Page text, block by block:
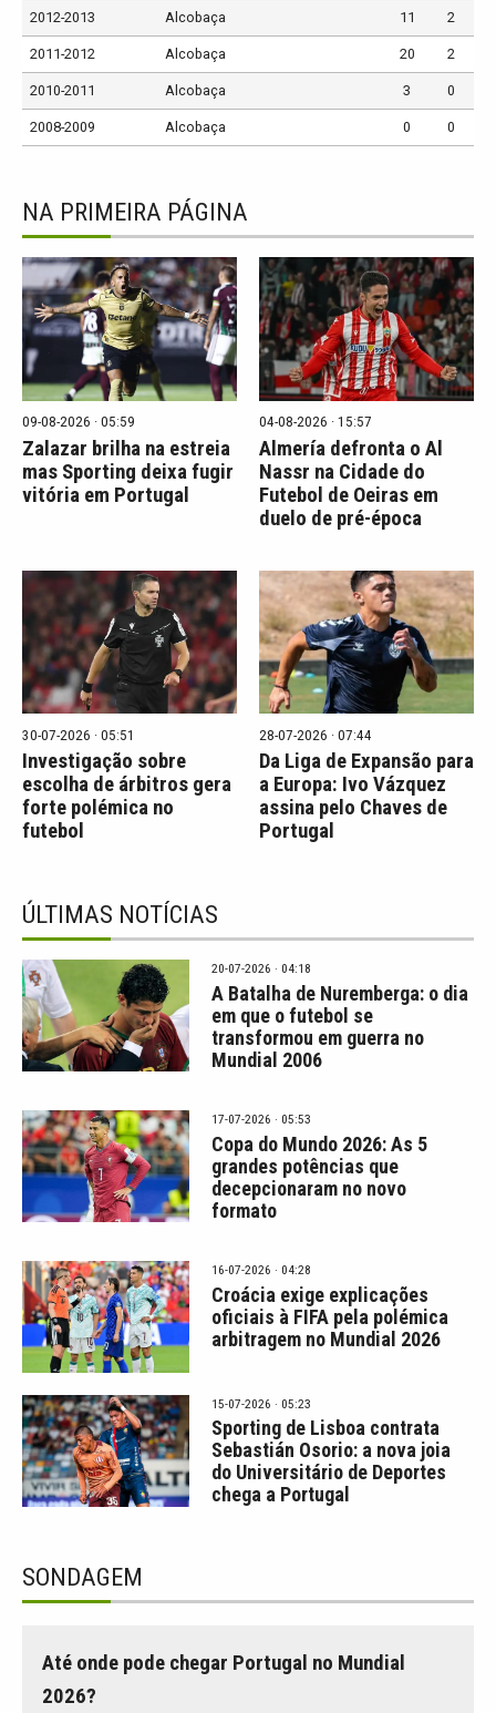
2012-2013 Alcobaça 11 2
2011-2012 Alcobaça 20 2
2010-2011 Alcobaça 3 0
2008-2009 Alcobaça 0 0
NA PRIMEIRA PÁGINA
09-08-2026 · 05:59
Zalazar brilha na estreia
mas Sporting deixa fugir
vitória em Portugal
04-08-2026 · 15:57
Almería defronta o Al
Nassr na Cidade do
Futebol de Oeiras em
duelo de pré-época
30-07-2026 · 05:51
Investigação sobre
escolha de árbitros gera
forte polémica no
futebol
28-07-2026 · 07:44
Da Liga de Expansão para
a Europa: Ivo Vázquez
assina pelo Chaves de
Portugal
ÚLTIMAS NOTÍCIAS
20-07-2026 · 04:18
A Batalha de Nuremberga: o dia
em que o futebol se
transformou em guerra no
Mundial 2006
17-07-2026 · 05:53
Copa do Mundo 2026: As 5
grandes potências que
decepcionaram no novo
formato
16-07-2026 · 04:28
Croácia exige explicações
oficiais à FIFA pela polémica
arbitragem no Mundial 2026
15-07-2026 · 05:23
Sporting de Lisboa contrata
Sebastián Osorio: a nova joia
do Universitário de Deportes
chega a Portugal
SONDAGEM
Até onde pode chegar Portugal no Mundial
2026?